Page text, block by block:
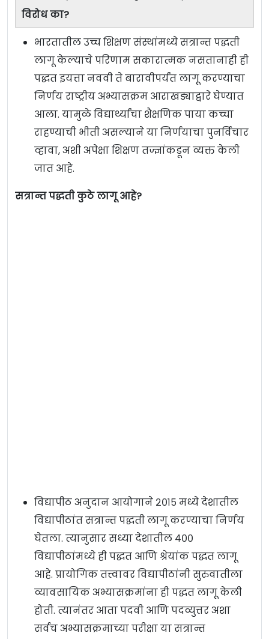
विरोध का?
भारतातील उच्च शिक्षण संस्थांमध्ये सत्रान्त पद्धती
लागू केल्याचे परिणाम सकारात्मक नसतानाही ही
पद्धत इयत्ता नववी ते बारावीपर्यंत लागू करण्याचा
निर्णय राष्ट्रीय अभ्यासक्रम आराखड्याद्वारे घेण्यात
आला. यामुळे विद्यार्थ्यांचा शैक्षणिक पाया कच्चा
राहण्याची भीती असल्याने या निर्णयाचा पुनर्विचार
व्हावा, अशी अपेक्षा शिक्षण तज्ज्ञांकडून व्यक्त केली
जात आहे.
सत्रान्त पद्धती कुठे लागू आहे?
विद्यापीठ अनुदान आयोगाने २०१५ मध्ये देशातील
विद्यापीठांत सत्रान्त पद्धती लागू करण्याचा निर्णय
घेतला. त्यानुसार सध्या देशातील ४००
विद्यापीठांमध्ये ही पद्धत आणि श्रेयांक पद्धत लागू
आहे. प्रायोगिक तत्त्वावर विद्यापीठांनी सुरुवातीला
व्यावसायिक अभ्यासक्रमांना ही पद्धत लागू केली
होती. त्यानंतर आता पदवी आणि पदव्युत्तर अशा
सर्वच अभ्यासक्रमाच्या परीक्षा या सत्रान्त